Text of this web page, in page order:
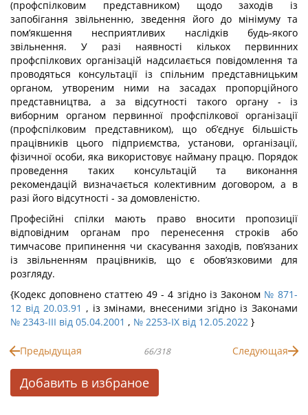
(профспілковим представником) щодо заходів із
запобігання звільненню, зведення його до мінімуму та
пом’якшення несприятливих наслідків будь-якого
звільнення. У разі наявності кількох первинних
профспілкових організацій надсилається повідомлення та
проводяться консультації із спільним представницьким
органом, утвореним ними на засадах пропорційного
представництва, а за відсутності такого органу - із
виборним органом первинної профспілкової організації
(профспілковим представником), що об’єднує більшість
працівників цього підприємства, установи, організації,
фізичної особи, яка використовує найману працю. Порядок
проведення таких консультацій та виконання
рекомендацій визначається колективним договором, а в
разі його відсутності - за домовленістю.
Професійні спілки мають право вносити пропозиції
відповідним органам про перенесення строків або
тимчасове припинення чи скасування заходів, пов’язаних
із звільненням працівників, що є обов’язковими для
розгляду.
{Кодекс доповнено статтею 49 - 4 згідно із Законом № 871-
12 від 20.03.91 , із змінами, внесеними згідно із Законами
№ 2343-III від 05.04.2001 , № 2253-IX від 12.05.2022 }
Предыдущая 66/318 Следующая
Добавить в избраное